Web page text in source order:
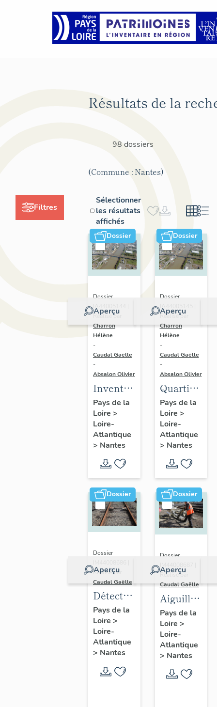
Filtres
Résultats de la
98 dossiers
(Commune : Nantes)
Sélectionner
les résultats
affichés
Dossier
Aperçu
Dossier
Réalisé par
Charron
Hélène
-
Caudal Gaëlle
-
Absalon Olivier
Inventaire
du
quartier
du Bas-
Chantenay
présentation
de
l'opération
Pays de la
Loire >
Loire-
Atlantique
> Nantes
Dossier
Aperçu
Dossier
Réalisé par
Charron
Hélène
-
Caudal Gaëlle
-
Absalon Olivier
Quartier
du Bas-
Chantenay
:
de l'aire
d'étude
Pays de la
Loire >
Loire-
Atlantique
> Nantes
Dossier
Aperçu
Dossier
Réalisé par
Caudal Gaëlle
Détecteurs
de
passage
Pays de la
Loire >
Loire-
Atlantique
> Nantes
Dossier
Aperçu
Dossier
Réalisé par
Caudal Gaëlle
Aiguillage
(appareil
de voie)
Pays de la
Loire >
Loire-
Atlantique
> Nantes